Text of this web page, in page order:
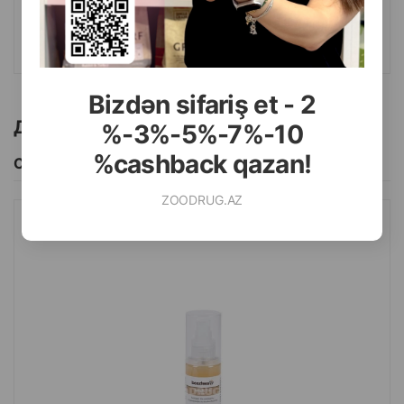
Bizdən sifariş et - 2
%-3%-5%-7%-10
%cashback qazan!
ZOODRUG.AZ
КУПИТЬ
Другие товоры бренда
Смотреть Все